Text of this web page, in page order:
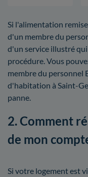
Si l'alimentation
d'un membre du
d'un service illustré
procédure. Vous
membre du personnel
d'habitation à Saint-
panne.
2. Comment
de mon
Si votre logement est